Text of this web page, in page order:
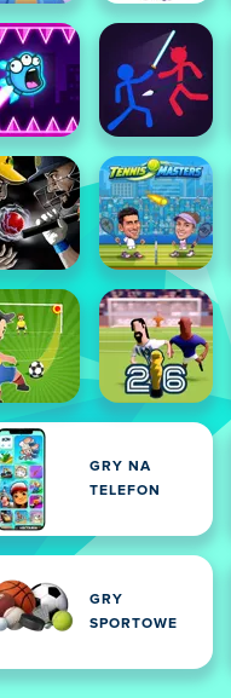
GRY NA
TELEFON
GRY
SPORTOWE